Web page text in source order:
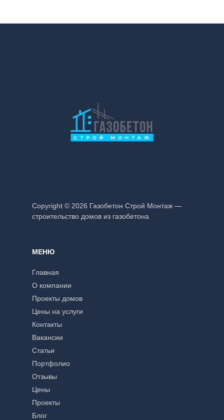
Copyright © 2026 Газобетон Строй Монтаж —
строительство домов из газобетона
МЕНЮ
Главная
О компании
Проекты домов
Цены на услуги
Контакты
Вакансии
Статьи
Портфолио
Отзывы
Цены
Проекты
Блог